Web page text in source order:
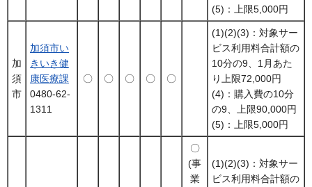
(5)：上限5,000円
加
須
市
加須市い
きいき健
康医療課
0480-62-
1311
〇 〇 〇 〇 〇
(1)(2)(3)：対象サー
ビス利用料合計額の
10分の9、1月あた
り上限72,000円
(4)：購入費の10分
の9、上限90,000円
(5)：上限5,000円
〇
(事
業
(1)(2)(3)：対象サー
ビス利用料合計額の